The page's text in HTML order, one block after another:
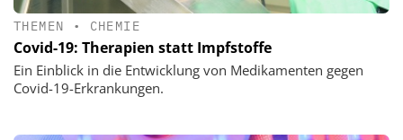
THEMEN • CHEMIE
Covid-19: Therapien statt Impfstoffe
Ein Einblick in die Entwicklung von Medikamenten gegen
Covid-19-Erkrankungen.